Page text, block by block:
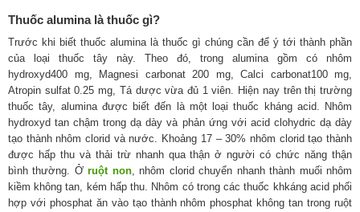
Thuốc alumina là thuốc gì?
Trước khi biết thuốc alumina là thuốc gì chúng cần để ý tới thành phần
của loại thuốc tây này. Theo đó, trong alumina gồm có nhôm
hydroxyd400 mg, Magnesi carbonat 200 mg, Calci carbonat100 mg,
Atropin sulfat 0.25 mg, Tá dược vừa đủ 1 viên. Hiện nay trên thị trường
thuốc tây, alumina được biết đến là một loại thuốc kháng acid. Nhôm
hydroxyd tan chậm trong dạ dày và phản ứng với acid clohydric dạ dày
tạo thành nhôm clorid và nước. Khoảng 17 – 30% nhôm clorid tạo thành
được hấp thu và thải trừ nhanh qua thận ở người có chức năng thận
bình thường. Ởruột non, nhôm clorid chuyển nhanh thành muối nhôm
kiềm không tan, kém hấp thu. Nhôm có trong các thuốc khkáng acid phối
hợp với phosphat ăn vào tạo thành nhôm phosphat không tan trong ruột